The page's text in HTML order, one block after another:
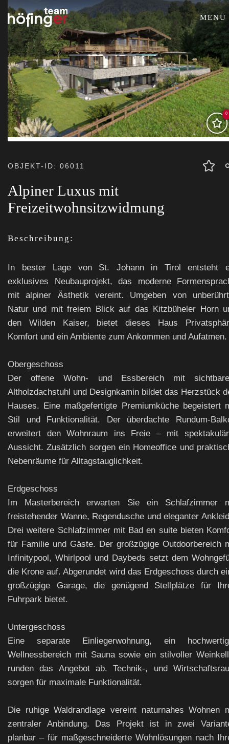
MENÜ
0
OBJEKT-ID: 06011
Alpiner Luxus mit
Freizeitwohnsitzwidmung
Beschreibung:
In bester Lage von St. Johann in Tirol entsteht
exklusives Neubauprojekt, das moderne
mit alpiner Ästhetik vereint. Umgeben von
Natur und mit freiem Blick auf das Kitzbüheler Horn
den Wilden Kaiser, bietet dieses Haus
Komfort und ein Ambiente zum Ankommen und Aufatmen.
Obergeschoss
Der offene Wohn- und Essbereich mit
Altholzdachstuhl und Designkamin bildet das Herzstück
Hauses. Eine maßgefertigte Premiumküche begeistert
Stil und Funktionalität. Der überdachte Rundum-
erweitert den Wohnraum ins Freie – mit
Aussicht. Zusätzlich sorgen ein Homeoffice und
Nebenräume für Alltagstauglichkeit.
Erdgeschoss
Im Masterbereich erwarten Sie ein Schlafzimmer
freistehender Wanne, Regendusche und eleganter
Drei weitere Schlafzimmer mit Bad en suite bieten
für Familie und Gäste. Der großzügige Outdoorbereich
Infinitypool, Whirlpool und Daybeds setzt dem
die Krone auf. Abgerundet wird das Erdgeschoss durch
großzügige Garage, die genügend Stellplätze für
Fuhrpark bietet.
Untergeschoss
Eine separate Einliegerwohnung, ein
Wellnessbereich mit Sauna sowie ein stilvoller
runden das Angebot ab. Technik-, und
sorgen für maximale Funktionalität.
Die ruhige Waldrandlage vereint naturnahes Wohnen
zentraler Anbindung. Das Projekt ist in zwei
planbar – für maßgeschneiderte Wohnlösungen nach